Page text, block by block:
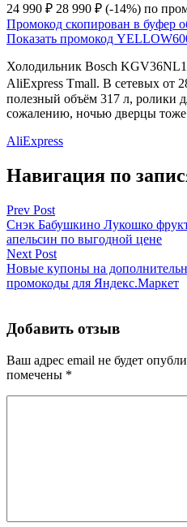
24 990 ₽ 28 990 ₽ (-14%) по
Промокод скопирован в буфер
Показать промокод
Холодильник Bosch
AliExpress Tmall. В сетевых от
полезный объём 317 л, ролики
сожалению, ночью дверцы
AliExpress
Навигация по
Prev Post
Снэк Бабушкино Лукошко
апельсин по выгодной цене
Next Post
Новые купоны на
промокоды для Яндекс.Маркет
Добавить отзыв
Ваш адрес email не будет
помечены *